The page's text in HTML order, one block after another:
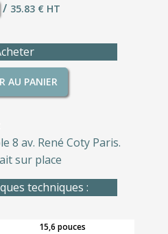
/ 35.83 € HT
AU PANIER
8 av. René Coty Paris.
sur place
techniques :
15,6 pouces